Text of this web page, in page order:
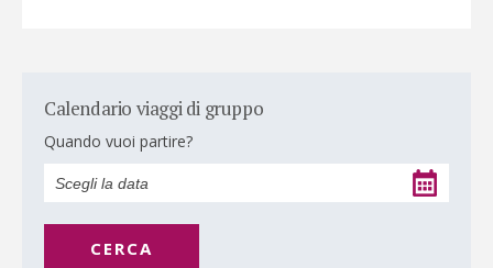
Calendario viaggi di gruppo
Quando vuoi partire?
CERCA